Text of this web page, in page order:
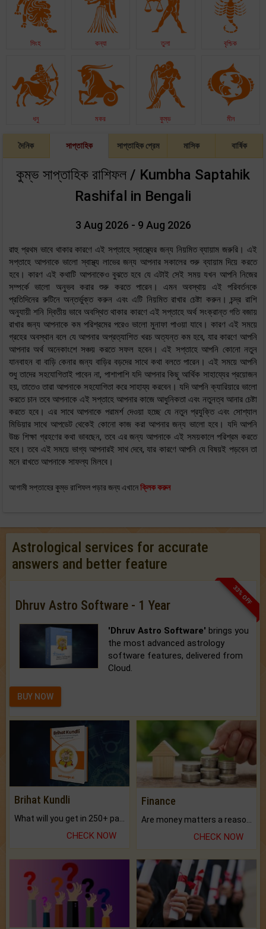
সিংহ কন্যা তুলা বৃশ্চিক
ধনু মকর কুম্ভ মীন
দৈনিক সাপ্তাহিক সাপ্তাহিক প্রেম মাসিক বার্ষিক
কুম্ভ সাপ্তাহিক রাশিফল / Kumbha Saptahik
Rashifal in Bengali
3 Aug 2026 - 9 Aug 2026
রাহু প্রথম ভাবে থাকার কারণে এই সপ্তাহে স্বাস্থ্যের জন্য নিয়মিত ব্যায়াম জরুরি। এই
সপ্তাহে আপনাকে ভালো স্বাস্থ্য লাভের জন্য আপনার সকালের শুরু ব্যায়াম দিয়ে করতে
হবে। কারণ এই কথাটি আপনাকেও বুঝতে হবে যে এটাই সেই সময় যখন আপনি নিজের
সম্পর্কে ভালো অনুভব করার শুরু করতে পারেন। এমন অবস্থায় এই পরিবর্তনকে
প্রতিদিনের রুটিনে অন্তর্ভুক্ত করুন এবং এটি নিয়মিত রাখার চেষ্টা করুন। চন্দ্র রাশি
অনুযায়ী শনি দ্বিতীয় ভাবে অবস্থিত থাকার কারণে এই সপ্তাহে অর্থ সংক্রান্ত গতি বজায়
রাখার জন্য আপনাকে কম পরিশ্রমের পরেও ভালো মুনাফা পাওয়া যাবে। কারণ এই সময়ে
গ্রহের অবস্থান বলে যে আপনার অপ্রত্যাশিত খরচ অত্যন্ত কম হবে, যার কারণে আপনি
আপনার অর্থ অনেকাংশে সঞ্চয় করতে সফল হবেন। এই সপ্তাহে আপনি কোনো নতুন
যানবাহন বা বাড়ি কেনার জন্য বাড়ির বড়দের সাথে কথা বলতে পারেন। এই সময়ে আপনি
শুধু তাদের সহযোগিতাই পাবেন না, পাশাপাশি যদি আপনার কিছু আর্থিক সাহায্যের প্রয়োজন
হয়, তাতেও তারা আপনাকে সহযোগিতা করে সাহায্য করবেন। যদি আপনি ক্যারিয়ারে ভালো
করতে চান তবে আপনাকে এই সপ্তাহে আপনার কাজে আধুনিকতা এবং নতুনত্ব আনার চেষ্টা
করতে হবে। এর সাথে আপনাকে পরামর্শ দেওয়া হচ্ছে যে নতুন প্রযুক্তি এবং সোশ্যাল
মিডিয়ার সাথে আপডেট থেকেই কোনো কাজ করা আপনার জন্য ভালো হবে। যদি আপনি
উচ্চ শিক্ষা গ্রহণের কথা ভাবছেন, তবে এর জন্য আপনাকে এই সময়কালে পরিশ্রম করতে
হবে। তবে এই সময়ে ভাগ্য আপনারই সাথ দেবে, যার কারণে আপনি যে বিষয়ই পড়বেন তা
মনে রাখতে আপনাকে সাফল্য মিলবে।
আগামী সপ্তাহের কুম্ভ রাশিফল পড়ার জন্য এখানেক্লিক করুন
Astrological services for accurate
answers and better feature
33% OFF
Dhruv Astro Software - 1 Year
'Dhruv Astro Software' brings you
the most advanced astrology
software features, delivered from
Cloud.
BUY NOW
Brihat Kundli
CHECK NOW
Finance
CHECK NOW